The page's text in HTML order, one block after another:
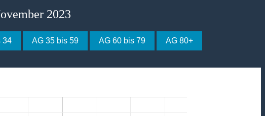
2023
34 AG 35 bis 59 AG 60 bis 79 AG 80+